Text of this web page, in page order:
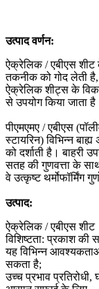
उत्पाद वर्णन:
ऐक्रेलिक / एबीएस शीट
तकनीक को गोद लेती
ऐक्रेलिक शीट्स के
से उपयोग किया जाता
पीएमएमए / एबीएस
स्टायरिन) विभिन्न
को दर्शाती है। बाहरी
सतह की गुणवत्ता के
वे उत्कृष्ट थर्मोफॉर्मिंग
उत्पाद:
ऐक्रेलिक / एबीएस शीट
विशिष्टता: प्रकाश की
यह विभिन्न
सकता है;
उच्च प्रभाव प्रतिरोधी,